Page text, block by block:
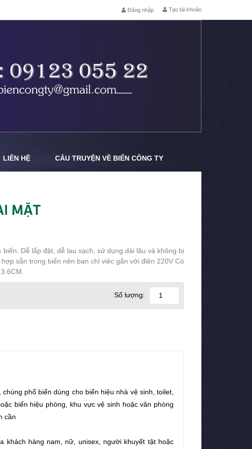
Đăng nhập Tạo tài khoản
LIÊN HỆ CÂU TRUYỆN VỀ BIỂN CÔNG TY
MẶT
Dễ lắp đặt, dễ lau sạch, sử dụng dài lâu và không bị
sẵn trong biển nên bạn chỉ việc gắn với điện 220V Có
Số lượng:
phổ biến dùng cho biển hiệu nhà vệ sinh, toilet,
biển hiệu phòng, khu vực vệ sinh hoặc văn phòng
cần
khách hàng nam, nữ, unisex, người khuyết tật hoặc